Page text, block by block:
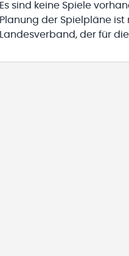
Es sind keine Spiele
Planung der Spielpläne
Landesverband, der für